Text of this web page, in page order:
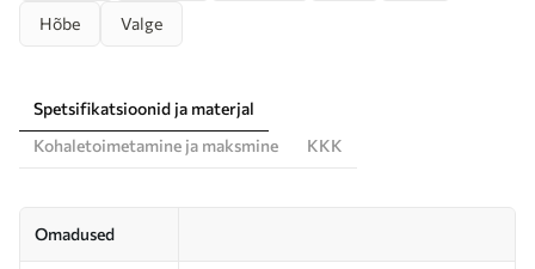
Hõbe Valge
Spetsifikatsioonid ja materjal
Kohaletoimetamine ja maksmine
KKK
Omadused